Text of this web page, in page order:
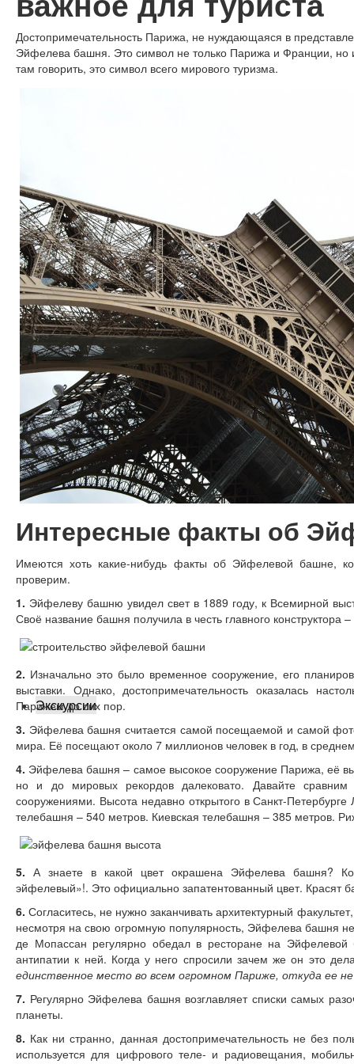
Едем в Париж
Сколько стоит поездка в Париж?
Где остановиться
Организация поездки: 5 шагов
Экскурсии
Достопримечательность Парижа, не нуждающаяся в
Эйфелева башня. Это символ не только Парижа и Франции, но
там говорить, это символ всего мирового туризма.
Интересные факты об
Имеются хоть какие-нибудь факты об Эйфелевой башне,
проверим.
1. Эйфелеву башню увидел свет в 1889 году, к Всемирной
Своё название башня получила в честь главного конструктора
2. Изначально это было временное сооружение, его
выставки. Однако, достопримечательность оказалась
Парижем до сих пор.
3. Эйфелева башня считается самой посещаемой и самой
мира. Её посещают около 7 миллионов человек в год, в
4. Эйфелева башня – самое высокое сооружение Парижа, её
но и до мировых рекордов далековато. Давайте
сооружениями. Высота недавно открытого в Санкт-
телебашня – 540 метров. Киевская телебашня – 385 метров.
5. А знаете в какой цвет окрашена Эйфелева башня?
эйфелевый»!. Это официально запатентованный цвет. Красят
6. Согласитесь, не нужно заканчивать архитектурный
несмотря на свою огромную популярность, Эйфелева башня
де Мопассан регулярно обедал в ресторане на
антипатии к ней. Когда у него спросили зачем же он это
единственное место во всем огромном Париже, откуда ее
7. Регулярно Эйфелева башня возглавляет списки самых
планеты.
8. Как ни странно, данная достопримечательность не без
используется для цифрового теле- и радиовещания,